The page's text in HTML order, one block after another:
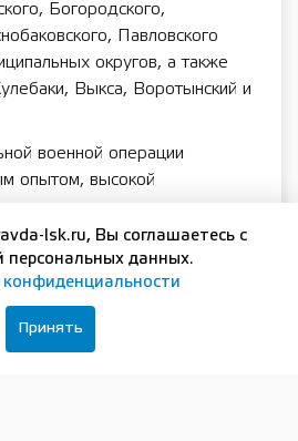
Богородского,
Павловского
округов, а также
Выкса, Воротынский и
военной операции
опытом, высокой
Эти качества
разных сферах, в том числе в
Проект „СВОё дело“
СВО открыть для себя новые
получить необходимые
lsk.ru, Вы соглашаетесь с
персональных данных.
конфиденциальности
Принять